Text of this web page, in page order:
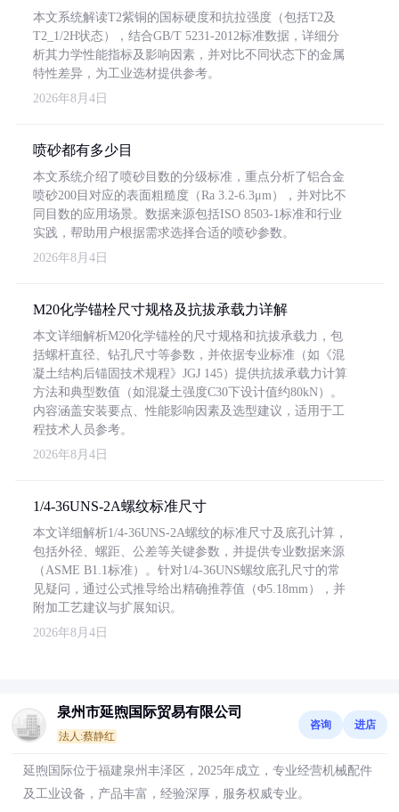
本文系统解读T2紫铜的国标硬度和抗拉强度（包括T2及
T2_1/2H状态），结合GB/T 5231-2012标准数据，详细分
析其力学性能指标及影响因素，并对比不同状态下的金属
特性差异，为工业选材提供参考。
2026年8月4日
喷砂都有多少目
本文系统介绍了喷砂目数的分级标准，重点分析了铝合金
喷砂200目对应的表面粗糙度（Ra 3.2-6.3μm），并对比不
同目数的应用场景。数据来源包括ISO 8503-1标准和行业
实践，帮助用户根据需求选择合适的喷砂参数。
2026年8月4日
M20化学锚栓尺寸规格及抗拔承载力详解
本文详细解析M20化学锚栓的尺寸规格和抗拔承载力，包
括螺杆直径、钻孔尺寸等参数，并依据专业标准（如《混
凝土结构后锚固技术规程》JGJ 145）提供抗拔承载力计算
方法和典型数值（如混凝土强度C30下设计值约80kN）。
内容涵盖安装要点、性能影响因素及选型建议，适用于工
程技术人员参考。
2026年8月4日
1/4-36UNS-2A螺纹标准尺寸
本文详细解析1/4-36UNS-2A螺纹的标准尺寸及底孔计算，
包括外径、螺距、公差等关键参数，并提供专业数据来源
（ASME B1.1标准）。针对1/4-36UNS螺纹底孔尺寸的常
见疑问，通过公式推导给出精确推荐值（Φ5.18mm），并
附加工艺建议与扩展知识。
2026年8月4日
泉州市延煦国际贸易有限公司
法人:蔡静红
咨询 进店
延煦国际位于福建泉州丰泽区，2025年成立，专业经营机械配件
及工业设备，产品丰富，经验深厚，服务权威专业。